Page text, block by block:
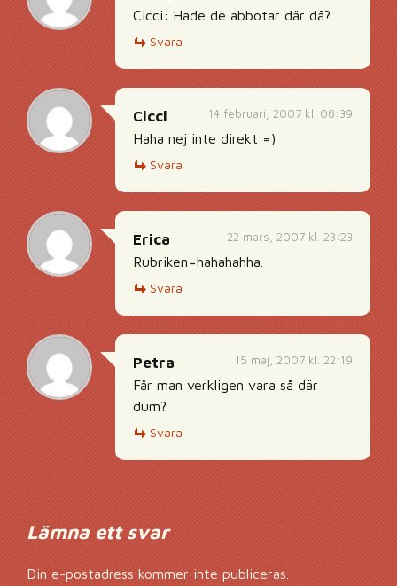
Cicci: Hade de abbotar där då?
Svara
14 februari, 2007 kl. 08:39
Cicci
Haha nej inte direkt =)
Svara
22 mars, 2007 kl. 23:23
Erica
Rubriken=hahahahha.
Svara
15 maj, 2007 kl. 22:19
Petra
Får man verkligen vara så där
dum?
Svara
Lämna ett svar
Din e-postadress kommer inte publiceras.